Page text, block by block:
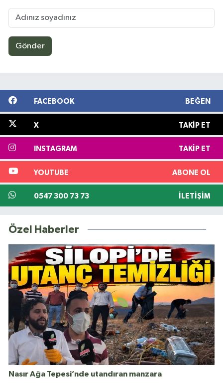
Gönder
FACEBOOK BEĞEN
X TAKIP ET
INSTAGRAM TAKIP ET
YOUTUBE ABONE OL
0547 300 73 73 İLETIŞIM
Özel Haberler
Nasır Ağa Tepesi’nde utandıran manzara